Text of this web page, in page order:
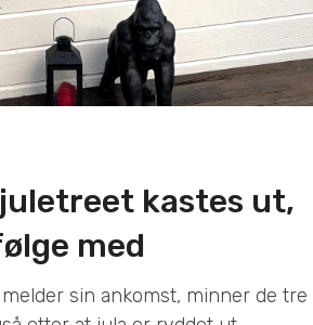
kastes ut,
med
sin ankomst, minner de tre